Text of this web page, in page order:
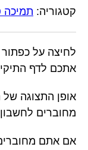
קטגוריה: תמיכה
לחיצה על כפתור
אתכם לדף
אופן התצוגה של
מחוברים
אם אתם